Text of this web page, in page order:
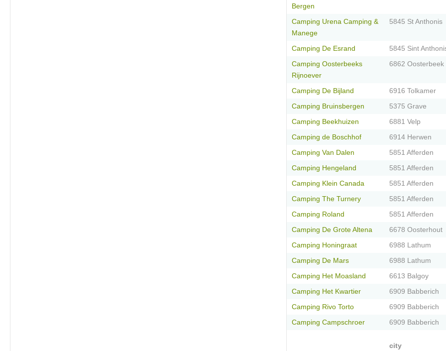
Bergen
Camping Urena Camping &
Manege
5845 St Anthonis
Camping De Esrand 5845 Sint
Camping Oosterbeeks
Rijnoever
6862 Oosterbeek
Camping De Bijland 6916 Tolkamer
Camping Bruinsbergen 5375 Grave
Camping Beekhuizen 6881 Velp
Camping de Boschhof 6914 Herwen
Camping Van Dalen 5851 Afferden
Camping Hengeland 5851 Afferden
Camping Klein Canada 5851 Afferden
Camping The Turnery 5851 Afferden
Camping Roland 5851 Afferden
Camping De Grote Altena 6678 Oosterhout
Camping Honingraat 6988 Lathum
Camping De Mars 6988 Lathum
Camping Het Moasland 6613 Balgoy
Camping Het Kwartier 6909 Babberich
Camping Rivo Torto 6909 Babberich
Camping Campschroer 6909 Babberich
city